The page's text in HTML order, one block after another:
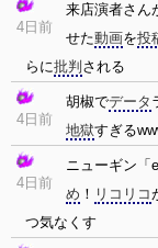
4日前
来店演者さん
せた動画を投
らに批判 される
4日前
胡椒でデータ
地獄すぎる
4日前
ニューギン「e
め ！ リコリコ
つ気なくす